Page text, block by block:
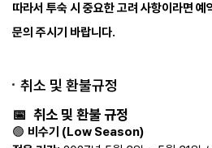
따라서 투숙 시 중요한 고려 사항이라면 예
문의 주시기 바랍니다. ​ ​
취소 및 환불규정
📅 취소 및 환불 규정
🟢 비수기 (Low Season)